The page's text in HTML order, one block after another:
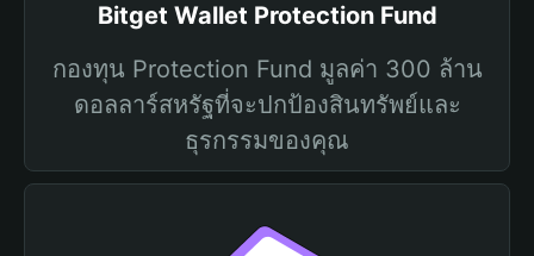
Bitget Wallet Protection Fund
กองทุน Protection Fund มูลค่า 300 ล้าน
ดอลลาร์สหรัฐที่จะปกป้องสินทรัพย์และ
ธุรกรรมของคุณ